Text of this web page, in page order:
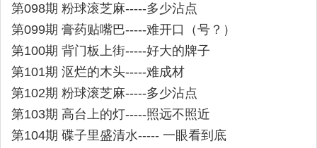
第098期 粉球滚芝麻-----多少沾点
第099期 膏药贴嘴巴-----难开口（号？）
第100期 背门板上街-----好大的牌子
第101期 沤烂的木头-----难成材
第102期 粉球滚芝麻-----多少沾点
第103期 高台上的灯-----照远不照近
第104期 碟子里盛清水----- 一眼看到底